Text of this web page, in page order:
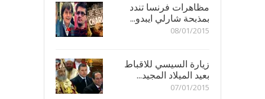
مظاهرات فرنسا تندد
بمذبحة شارلي ايبدو...
08/01/2015
زيارة السيسي للاقباط
بعيد الميلاد المجيد...
07/01/2015